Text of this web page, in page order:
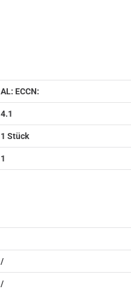
AL: ECCN:
4.1
1 Stück
1
/
/